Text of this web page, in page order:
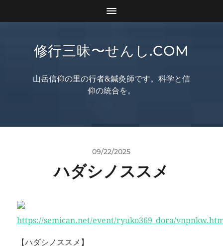
修行三昧〜せんし.COM
山岳信仰の里の行者&鍼灸師です。科学と信
仰の統合を。
09/22/2025
ハダシノススメ
https://semican.net/event/ryuko369_dora/
【ハダシノススメ】